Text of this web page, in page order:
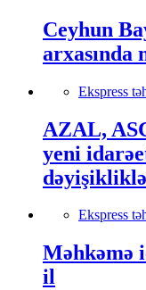
Ceyhun
arxasında
Ekspress
AZAL,
yeni
Ekspress
Məhkəmə
il